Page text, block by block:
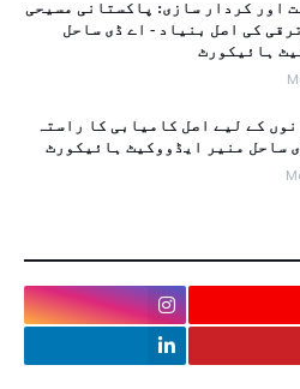
اور کردار سازی: پاکستانی مسیحی
کی اصل بنیاد - اے ڈی ساحل
ہائیکورٹ
کے لیے اصل کامیابی کا راستہ
ساحل منیر ایڈووکیٹ ہائیکورٹ